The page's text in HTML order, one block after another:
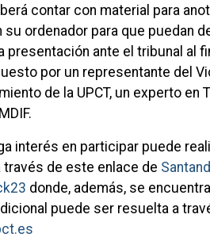
contar con material para
ordenador para que puedan
presentación ante el tribunal al
por un representante del
de la UPCT, un experto en
interés en participar puede
través de este enlace de
donde, además, se
puede ser resuelta a